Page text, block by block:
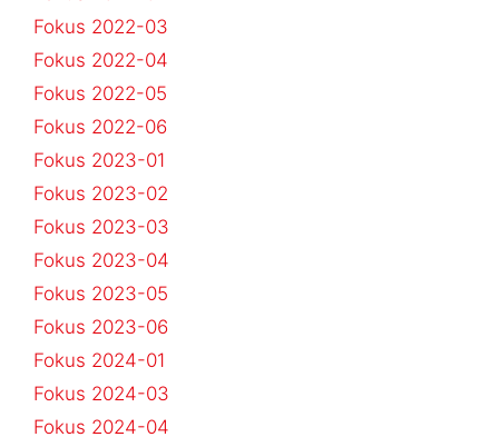
Fokus 2022-03
Fokus 2022-04
Fokus 2022-05
Fokus 2022-06
Fokus 2023-01
Fokus 2023-02
Fokus 2023-03
Fokus 2023-04
Fokus 2023-05
Fokus 2023-06
Fokus 2024-01
Fokus 2024-03
Fokus 2024-04